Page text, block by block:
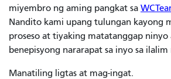
miyembro ng aming pangkat sa
Nandito kami upang tulungan kayong
proseso at tiyaking matatanggap ninyo
benepisyong nararapat sa inyo sa ilalim
Manatiling ligtas at mag-ingat.